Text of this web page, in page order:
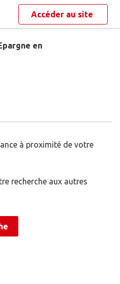
Accéder au site
en
à proximité de votre
recherche aux autres